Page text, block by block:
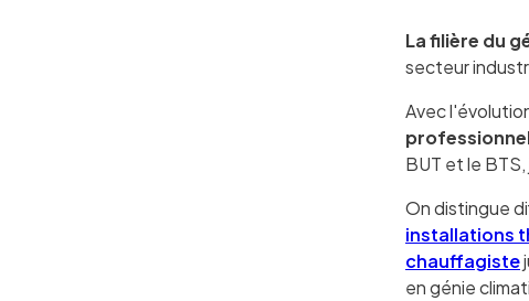
La filière du
secteur
Avec
BUT et le
On distingue
installations
chauffagiste
en génie